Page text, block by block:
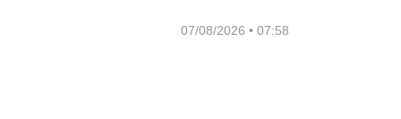
07/08/2026 07:58